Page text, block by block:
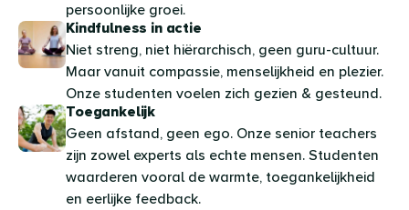
persoonlijke groei.
Kindfulness in actie
Niet streng, niet hiërarchisch, geen guru-cultuur.
Maar vanuit compassie, menselijkheid en plezier.
Onze studenten voelen zich gezien & gesteund.
Toegankelijk
Geen afstand, geen ego. Onze senior teachers
zijn zowel experts als echte mensen. Studenten
waarderen vooral de warmte, toegankelijkheid
en eerlijke feedback.